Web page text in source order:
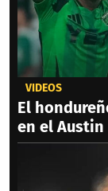
VIDEOS
El
en el Austin